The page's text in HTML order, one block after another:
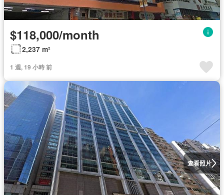
$118,000/month
2,237 m²
1 週, 19 小時 前
查看照片